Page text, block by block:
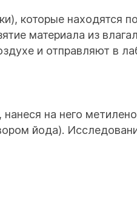
которые находятся
материала из
и отправляют в
на него
йода).